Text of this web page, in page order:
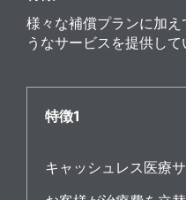
様々な補償プランに加
うなサービスを提供して
特徴1
キャッシュレス医療